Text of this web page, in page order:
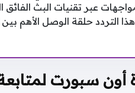
عبر تقنيات البث
التردد حلقة الوصل الأهم